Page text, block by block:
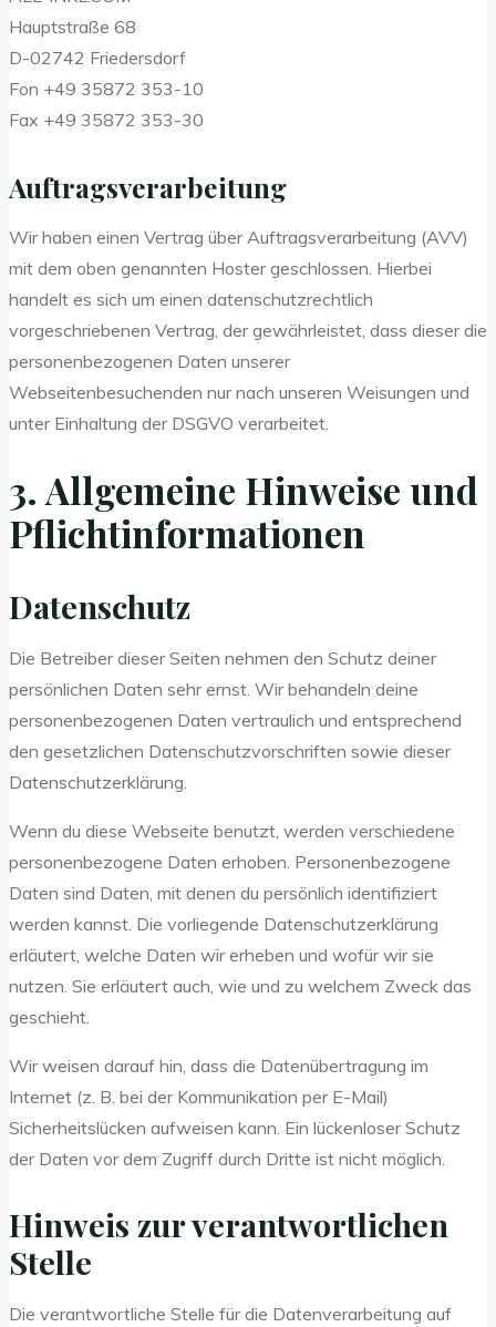
Hauptstraße 68
D-02742 Friedersdorf
Fon +49 35872 353-10
Fax +49 35872 353-30
Auftragsverarbeitung
Wir haben einen Vertrag über Auftragsverarbeitung (AVV)
mit dem oben genannten Hoster geschlossen. Hierbei
handelt es sich um einen datenschutzrechtlich
vorgeschriebenen Vertrag, der gewährleistet, dass dieser die
personenbezogenen Daten unserer
Webseitenbesuchenden nur nach unseren Weisungen und
unter Einhaltung der DSGVO verarbeitet.
3. Allgemeine Hinweise und
Pflicht­informationen
Datenschutz
Die Betreiber dieser Seiten nehmen den Schutz deiner
persönlichen Daten sehr ernst. Wir behandeln deine
personenbezogenen Daten vertraulich und entsprechend
den gesetzlichen Datenschutzvorschriften sowie dieser
Datenschutzerklärung.
Wenn du diese Webseite benutzt, werden verschiedene
personenbezogene Daten erhoben. Personenbezogene
Daten sind Daten, mit denen du persönlich identifiziert
werden kannst. Die vorliegende Datenschutzerklärung
erläutert, welche Daten wir erheben und wofür wir sie
nutzen. Sie erläutert auch, wie und zu welchem Zweck das
geschieht.
Wir weisen darauf hin, dass die Datenübertragung im
Internet (z. B. bei der Kommunikation per E-Mail)
Sicherheitslücken aufweisen kann. Ein lückenloser Schutz
der Daten vor dem Zugriff durch Dritte ist nicht möglich.
Hinweis zur verantwortlichen
Stelle
Die verantwortliche Stelle für die Datenverarbeitung auf